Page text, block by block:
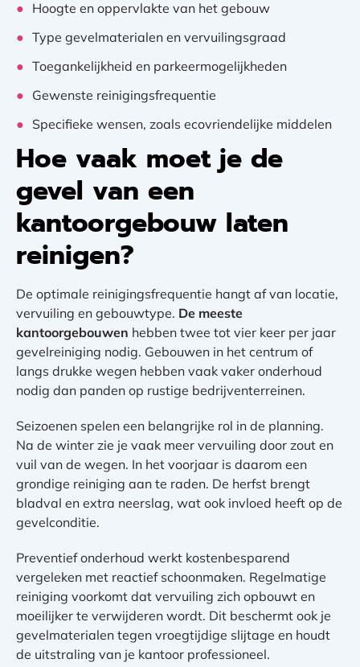
Hoogte en oppervlakte van het gebouw
Type gevelmaterialen en vervuilingsgraad
Toegankelijkheid en parkeermogelijkheden
Gewenste reinigingsfrequentie
Specifieke wensen, zoals ecovriendelijke middelen
Hoe vaak moet je de
gevel van een
kantoorgebouw laten
reinigen?
De optimale reinigingsfrequentie hangt af van locatie,
vervuiling en gebouwtype. De meeste
kantoorgebouwen hebben twee tot vier keer per jaar
gevelreiniging nodig. Gebouwen in het centrum of
langs drukke wegen hebben vaak vaker onderhoud
nodig dan panden op rustige bedrijventerreinen.
Seizoenen spelen een belangrijke rol in de planning.
Na de winter zie je vaak meer vervuiling door zout en
vuil van de wegen. In het voorjaar is daarom een
grondige reiniging aan te raden. De herfst brengt
bladval en extra neerslag, wat ook invloed heeft op de
gevelconditie.
Preventief onderhoud werkt kostenbesparend
vergeleken met reactief schoonmaken. Regelmatige
reiniging voorkomt dat vervuiling zich opbouwt en
moeilijker te verwijderen wordt. Dit beschermt ook je
gevelmaterialen tegen vroegtijdige slijtage en houdt
de uitstraling van je kantoor professioneel.